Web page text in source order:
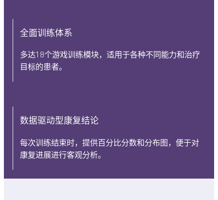
全面训练体系
多达18个游戏训练模块，适用于各种不同能力和治疗
目标的患者。
数据驱动型康复结论
每次训练结束时，提供百分比分数和分布图，便于对
康复进展进行客观分析。